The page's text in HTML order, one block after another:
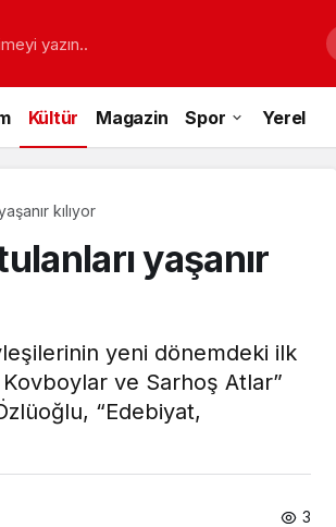
yazın..
Kültür Magazin Spor Yerel
kılıyor
yaşanır
yeni dönemdeki ilk
ve Sarhoş Atlar”
“Edebiyat,
3